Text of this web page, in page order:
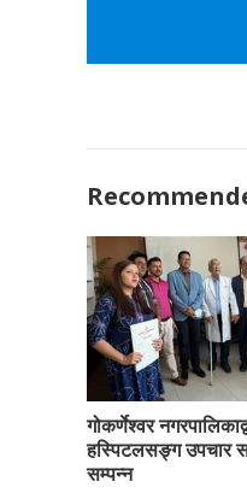
गोकर्णेश्वर
हस्पिटलसङ्ग उपचार
सम्पन्न